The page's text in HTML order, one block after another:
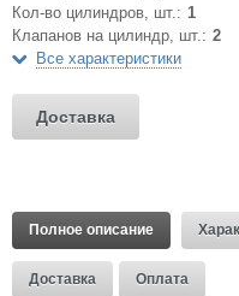
Кол-во цилиндров, шт.: 1
Клапанов на цилиндр, шт.: 2
Все характеристики
Доставка
Полное описание
Доставка Оплата